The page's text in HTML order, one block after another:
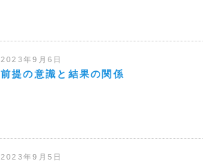
2023年9月6日
前提の意識と結果の関係
2023年9月5日